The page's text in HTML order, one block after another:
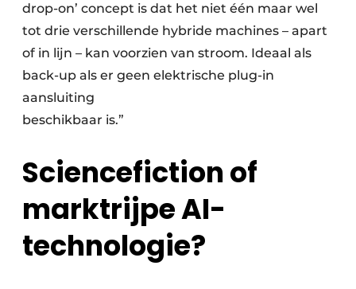
drop-on’ concept is dat het niet één maar wel
tot drie verschillende hybride machines – apart
of in lijn – kan voorzien van stroom. Ideaal als
back-up als er geen elektrische plug-in
aansluiting
beschikbaar is.”
Sciencefiction of
marktrijpe AI-
technologie?